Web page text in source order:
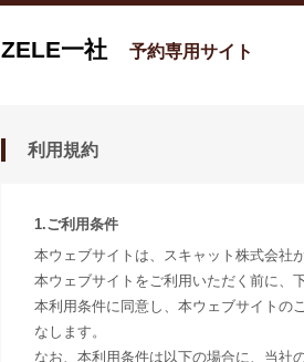
ZELE一社 予約専用サイト
利用規約
1.ご利用条件
本ウェブサイトは、スキャット株式会社
本ウェブサイトをご利用いただく前に、
本利用条件に同意し、本ウェブサイトの
なします。
なお、本利用条件は以下の場合に、当社